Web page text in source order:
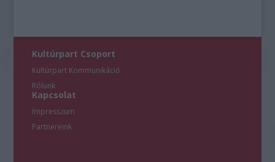
Kultúrpart Csoport
Kultúrpart Kommunikáció
Rólunk
Kapcsolat
Impresszum
Partnereink